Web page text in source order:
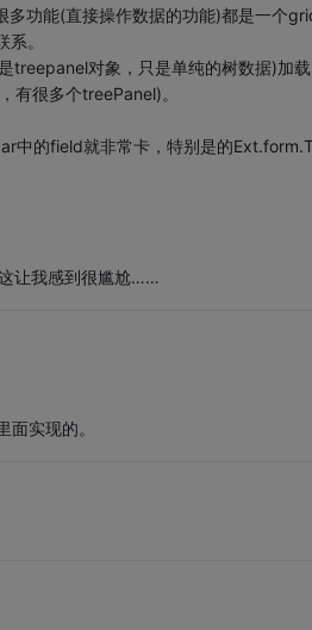
功能(直接操作数据的功能)都是一个
。
treepanel对象，只是单纯的树数据)加
有很多个treePanel)。
中的field就非常卡，特别是的
让我感到很尴尬……
实现的。